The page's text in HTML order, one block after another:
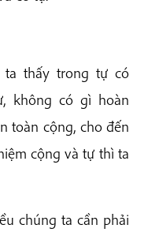
ta thấy trong tự có
không có gì hoàn
toàn cộng, cho đến
cộng và tự thì ta
chúng ta cần phải